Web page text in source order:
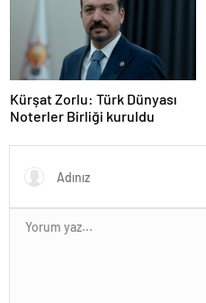
Kürşat Zorlu: Türk Dünyası
Noterler Birliği kuruldu